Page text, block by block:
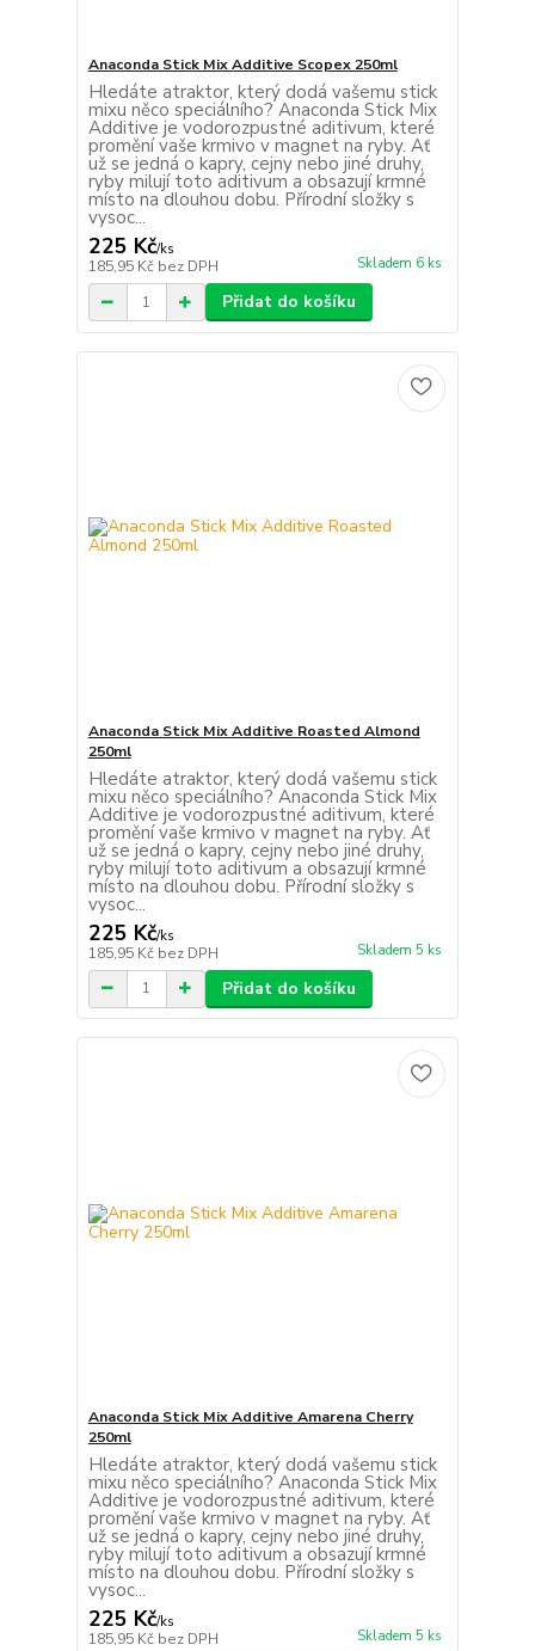
Anaconda Stick Mix Additive Scopex 250ml
Hledáte atraktor, který dodá vašemu stick
mixu něco speciálního? Anaconda Stick Mix
Additive je vodorozpustné aditivum, které
promění vaše krmivo v magnet na ryby. Ať
už se jedná o kapry, cejny nebo jiné druhy,
ryby milují toto aditivum a obsazují krmné
místo na dlouhou dobu. Přírodní složky s
vysoc...
225 Kč/ks
185,95 Kč bez DPH Skladem 6 ks
Přidat do košíku
Anaconda Stick Mix Additive Roasted Almond
250ml
Hledáte atraktor, který dodá vašemu stick
mixu něco speciálního? Anaconda Stick Mix
Additive je vodorozpustné aditivum, které
promění vaše krmivo v magnet na ryby. Ať
už se jedná o kapry, cejny nebo jiné druhy,
ryby milují toto aditivum a obsazují krmné
místo na dlouhou dobu. Přírodní složky s
vysoc...
225 Kč/ks
185,95 Kč bez DPH Skladem 5 ks
Přidat do košíku
Anaconda Stick Mix Additive Amarena Cherry
250ml
Hledáte atraktor, který dodá vašemu stick
mixu něco speciálního? Anaconda Stick Mix
Additive je vodorozpustné aditivum, které
promění vaše krmivo v magnet na ryby. Ať
už se jedná o kapry, cejny nebo jiné druhy,
ryby milují toto aditivum a obsazují krmné
místo na dlouhou dobu. Přírodní složky s
vysoc...
225 Kč/ks
185,95 Kč bez DPH Skladem 5 ks